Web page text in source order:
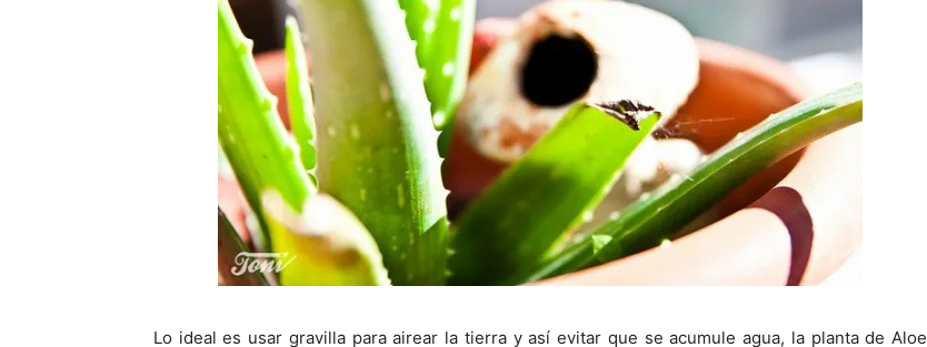
Lo ideal es usar gravilla para airear la tierra y así evitar que se acumule agua, la planta de Aloe